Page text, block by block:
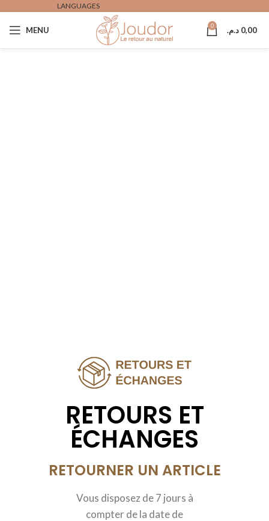
LANGUAGES
MENU 0 0,00 د.م.
RETOURS ET
ÉCHANGES
RETOURNER UN ARTICLE
Vous disposez de 7 jours à
compter de la date de